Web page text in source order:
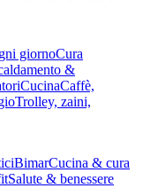
giornoCura
&
CucinaCaffè,
Trolley, zaini,
BimarCucina & cura
Salute & benessere